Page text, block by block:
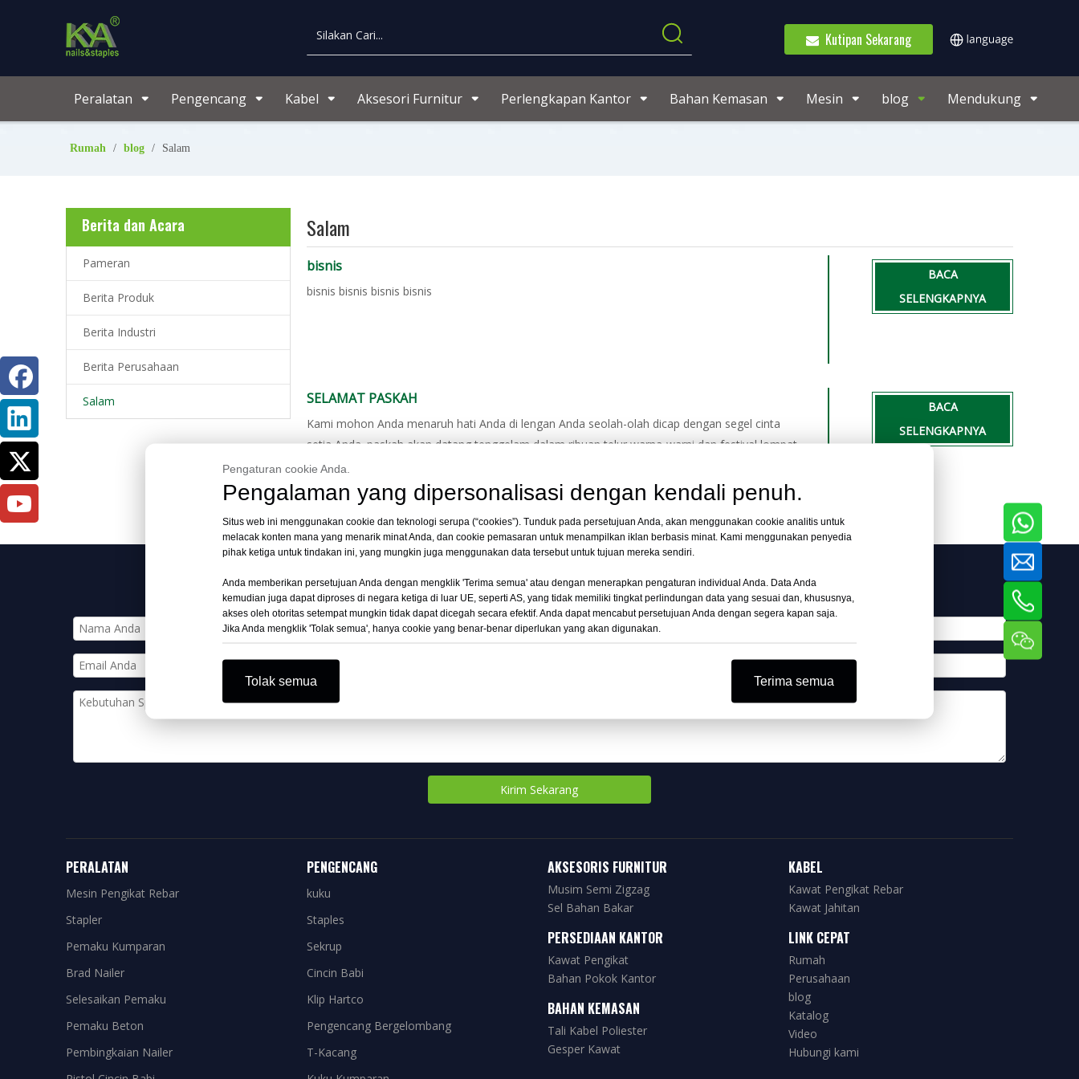
Kutipan Sekarang
Peralatan Pengencang Kabel Aksesori Furnitur Perlengkapan Kantor Bahan Kemasan Mesin blog Mendukung
Rumah / blog / Salam
Berita dan Acara
Pameran
Berita Produk
Berita Industri
Berita Perusahaan
Salam
Salam
bisnis
bisnis bisnis bisnis bisnis
BACA
SELENGKAPNYA
SELAMAT PASKAH
Kami mohon Anda menaruh hati Anda di lengan Anda seolah-olah dicap dengan segel cinta
setia Anda. paskah akan datang tenggelam dalam ribuan telur warna-warni dan festival lompat
kelinci, Selamat Paskah!
BACA
SELENGKAPNYA
Terapkan Penawaran Terbaik Kami
Kirim Sekarang
PERALATAN
Mesin Pengikat Rebar
Stapler
Pemaku Kumparan
Brad Nailer
Selesaikan Pemaku
Pemaku Beton
Pembingkaian Nailer
PENGENCANG
kuku
Staples
Sekrup
Cincin Babi
Klip Hartco
Pengencang Bergelombang
T-Kacang
AKSESORIS FURNITUR
Musim Semi Zigzag
Sel Bahan Bakar
PERSEDIAAN KANTOR
Kawat Pengikat
Bahan Pokok Kantor
BAHAN KEMASAN
Tali Kabel Poliester
Gesper Kawat
KABEL
Kawat Pengikat Rebar
Kawat Jahitan
LINK CEPAT
Rumah
Perusahaan
blog
Katalog
Video
Hubungi kami
Pengaturan cookie Anda.
Pengalaman yang dipersonalisasi dengan kendali penuh.
Situs web ini menggunakan cookie dan teknologi serupa (“cookies”). Tunduk pada persetujuan Anda, akan menggunakan cookie analitis untuk
melacak konten mana yang menarik minat Anda, dan cookie pemasaran untuk menampilkan iklan berbasis minat. Kami menggunakan penyedia
pihak ketiga untuk tindakan ini, yang mungkin juga menggunakan data tersebut untuk tujuan mereka sendiri.
Anda memberikan persetujuan Anda dengan mengklik 'Terima semua' atau dengan menerapkan pengaturan individual Anda. Data Anda
kemudian juga dapat diproses di negara ketiga di luar UE, seperti AS, yang tidak memiliki tingkat perlindungan data yang sesuai dan, khususnya,
akses oleh otoritas setempat mungkin tidak dapat dicegah secara efektif. Anda dapat mencabut persetujuan Anda dengan segera kapan saja.
Jika Anda mengklik 'Tolak semua', hanya cookie yang benar-benar diperlukan yang akan digunakan.
Tolak semua Terima semua